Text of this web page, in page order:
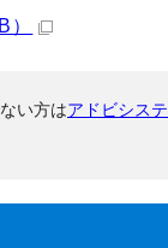
い方はアドビシス